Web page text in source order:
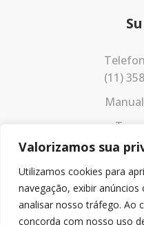
Valorizamos sua
Utilizamos cookies para
navegação, exibir
analisar nosso tráfego. Ao
concorda com nosso uso
(11)
Política